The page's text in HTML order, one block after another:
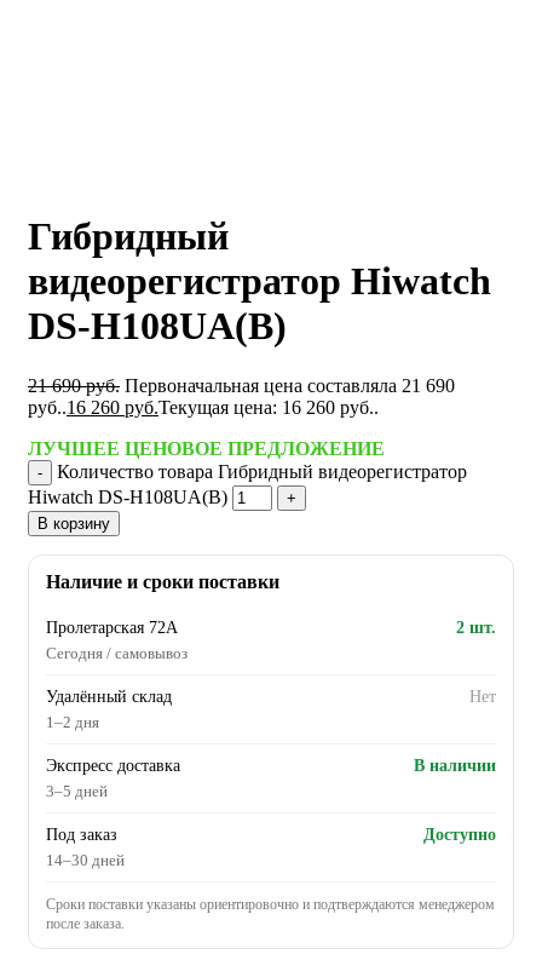
Гибридный
видеорегистратор Hiwatch
DS-H108UA(B)
21 690руб. Первоначальная цена составляла 21 690
руб..16 260 руб.Текущая цена: 16 260 руб..
ЛУЧШЕЕ ЦЕНОВОЕ ПРЕДЛОЖЕНИЕ
Количество товара Гибридный видеорегистратор
Hiwatch DS-H108UA(B)
В корзину
Наличие и сроки поставки
Пролетарская 72А
2 шт.
Сегодня / самовывоз
Удалённый склад
Нет
1–2 дня
Экспресс доставка
В наличии
3–5 дней
Под заказ
Доступно
14–30 дней
Сроки поставки указаны ориентировочно и подтверждаются менеджером
после заказа.